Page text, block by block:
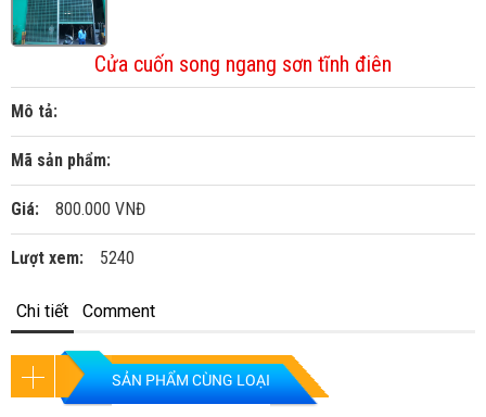
Cửa cuốn song ngang sơn tĩnh điên
Mô tả:
Mã sản phẩm:
Giá: 800.000 VNĐ
Lượt xem: 5240
Chi tiết Comment
SẢN PHẨM CÙNG LOẠI